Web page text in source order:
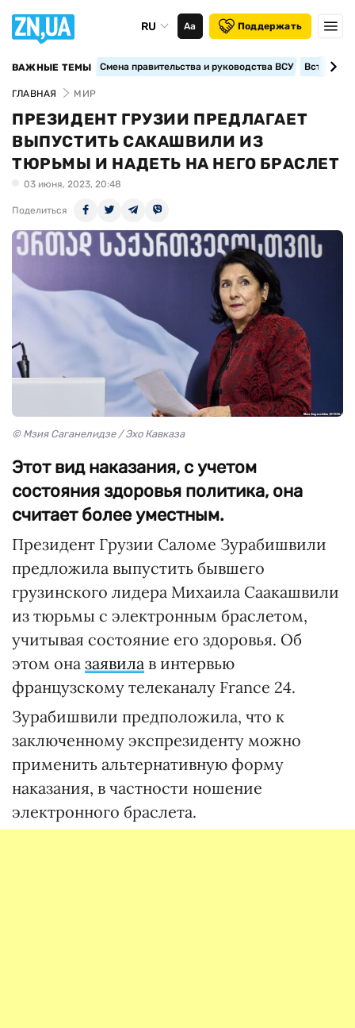
RU Аа Поддержать
ВАЖНЫЕ ТЕМЫ Смена правительства и руководства ВСУ
ГЛАВНАЯ МИР
ПРЕЗИДЕНТ ГРУЗИИ ПРЕДЛАГАЕТ
ВЫПУСТИТЬ САКАШВИЛИ ИЗ
ТЮРЬМЫ И НАДЕТЬ НА НЕГО БРАСЛЕТ
03 июня, 2023, 20:48
Поделиться
© Мзия Саганелидзе / Эхо Кавказа
Этот вид наказания, с учетом
состояния здоровья политика, она
считает более уместным.
Президент Грузии Саломе Зурабишвили
предложила выпустить бывшего
грузинского лидера Михаила Саакашвили
из тюрьмы с электронным браслетом,
учитывая состояние его здоровья. Об
этом она заявила в интервью
французскому телеканалу France 24.
Зурабишвили предположила, что к
заключенному экспрезиденту можно
применить альтернативную форму
наказания, в частности ношение
электронного браслета.